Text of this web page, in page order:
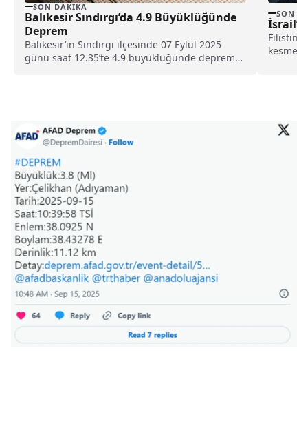
SON DAKIKA
Balıkesir Sındırgı’da 4.9 Büyüklüğünde
Deprem
Balıkesir’in Sındırgı ilçesinde 07 Eylül 2025
günü saat 12.35’te 4.9 büyüklüğünde deprem
SON
Filistin